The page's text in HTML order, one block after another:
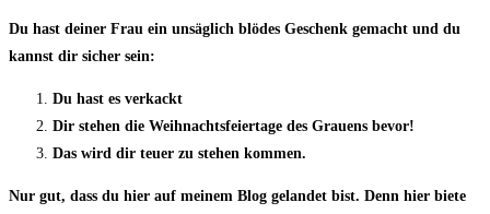
Du hast deiner Frau ein unsäglich blödes Geschenk gemacht und du
kannst dir sicher sein:
Du hast es verkackt
Dir stehen die Weihnachtsfeiertage des Grauens bevor!
Das wird dir teuer zu stehen kommen.
Nur gut, dass du hier auf meinem Blog gelandet bist. Denn hier biete